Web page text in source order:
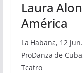
Laura
América
La Habana, 12
ProDanza de
Teatro